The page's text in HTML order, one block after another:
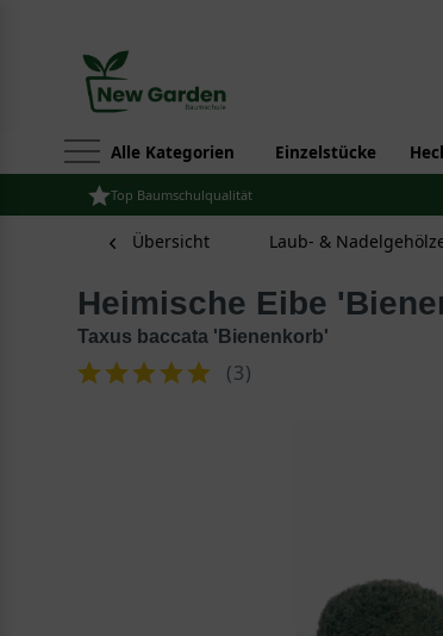
Alle Kategorien Einzelstücke
Top Baumschulqualität
Übersicht Laub- &
Heimische Eibe
Taxus baccata 'Bienenkorb'
(3)